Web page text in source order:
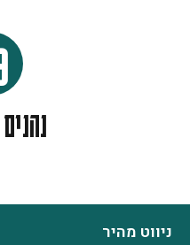
ניווט מהיר